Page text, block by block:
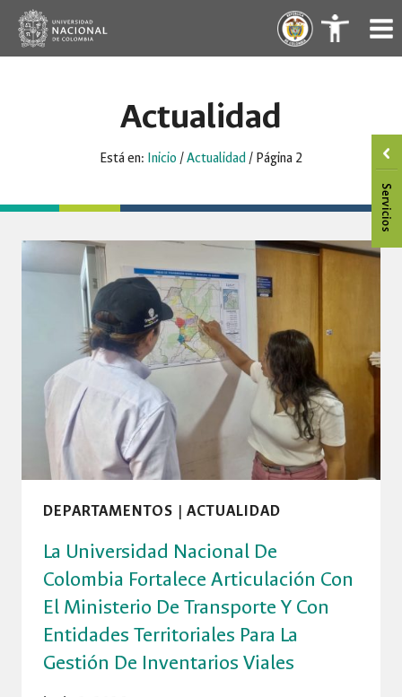
Saltar
contenido
. .
Actualidad
Está en: Inicio /Actualidad / Página 2
DEPARTAMENTOS |ACTUALIDAD
La Universidad Nacional De
Colombia Fortalece Articulación Con
El Ministerio De Transporte Y Con
Entidades Territoriales Para La
Gestión De Inventarios Viales